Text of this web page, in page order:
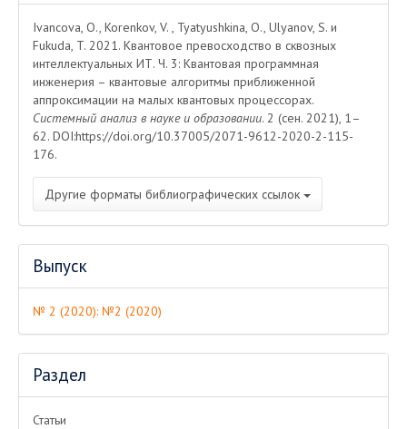
о статье
Ivancova, O., Korenkov, V. , Tyatyushkina, O., Ulyanov, S. и
Fukuda, T. 2021. Квантовое превосходство в сквозных
интеллектуальных ИТ. Ч. 3: Квантовая программная
инженерия – квантовые алгоритмы приближенной
аппроксимации на малых квантовых процессорах.
Системный анализ в науке и образовании. 2 (сен. 2021), 1–
62. DOI:https://doi.org/10.37005/2071-9612-2020-2-115-
176.
Другие форматы библиографических ссылок
Выпуск
№ 2 (2020): №2 (2020)
Раздел
Статьи